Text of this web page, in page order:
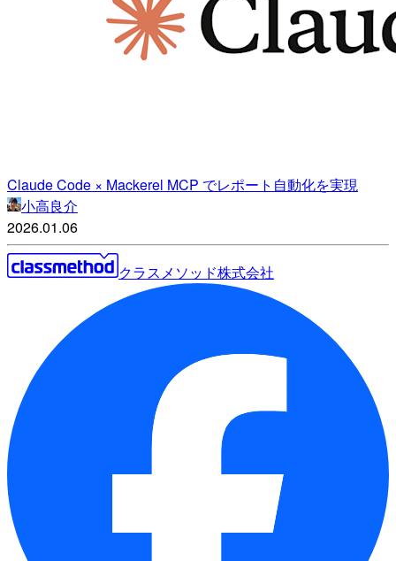
Claude Code × Mackerel MCP でレポート自動化を実現
小高良介
2026.01.06
クラスメソッド株式会社